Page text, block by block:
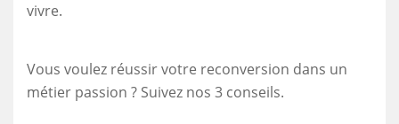
vivre.
Vous voulez réussir votre reconversion dans un
métier passion ? Suivez nos 3 conseils.